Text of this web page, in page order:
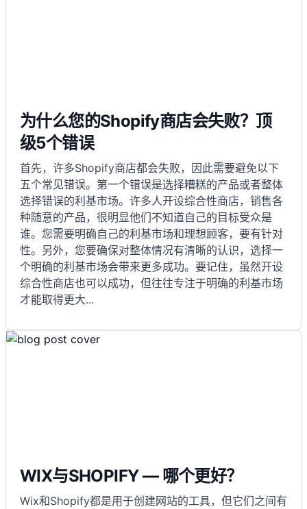
为什么您的Shopify商店会失败？顶
级5个错误
首先，许多Shopify商店都会失败，因此需要避免以下
五个常见错误。第一个错误是选择糟糕的产品或者整体
选择错误的利基市场。许多人开设综合性商店，销售各
种随意的产品，很明显他们不知道自己的目标受众是
谁。您需要明确自己的利基市场和理想顾客，要有针对
性。另外，您要确保对整体情况有清晰的认识，选择一
个明确的利基市场会带来更多成功。要记住，虽然开设
综合性商店也可以成功，但往往专注于明确的利基市场
才能取得更大...
WIX与SHOPIFY — 哪个更好？
Wix和Shopify都是用于创建网站的工具，但它们之间有